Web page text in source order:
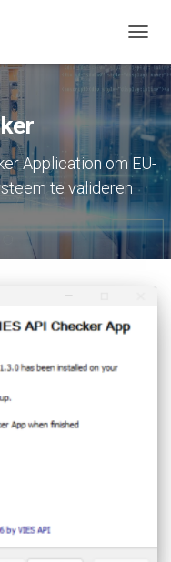
Application om EU-
te valideren